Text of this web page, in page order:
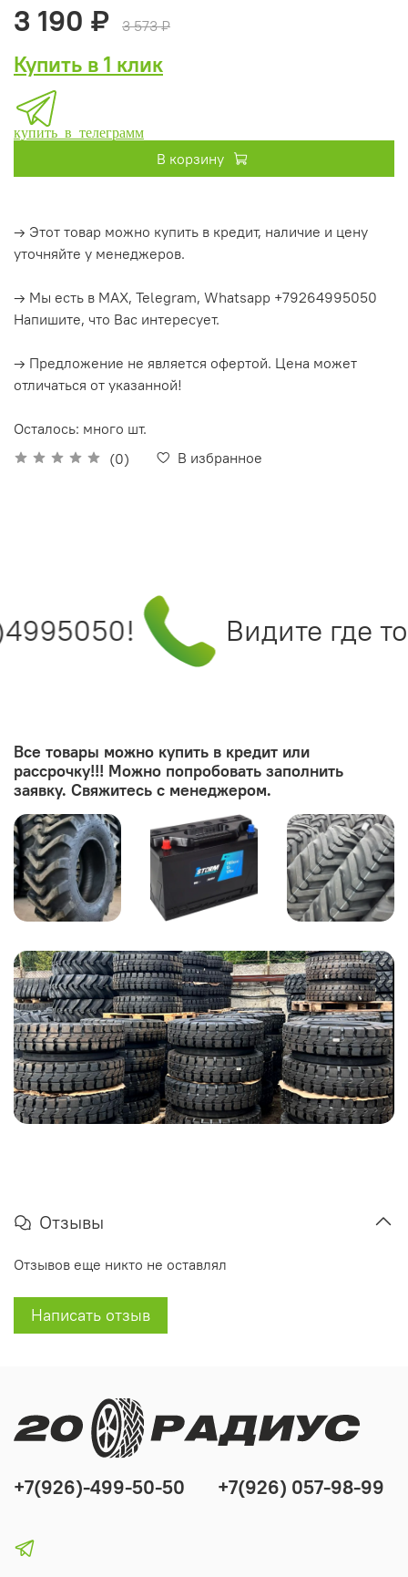
(0) В избранное
3 190 ₽ 3 573 ₽
Купить в 1 клик
купить в телеграмм
В корзину
→ Этот товар можно купить в кредит, наличие и цену
уточняйте у менеджеров.
→ Мы есть в MAX, Telegram, Whatsapp +79264995050
Напишите, что Вас интересует.
→ Предложение не является офертой. Цена может
отличаться от указанной!
Осталось: много шт.
Видите где
Все товары можно купить в кредит или
рассрочку!!! Можно попробовать заполнить
заявку. Свяжитесь с менеджером.
Отзывы
Отзывов еще никто не оставлял
Написать отзыв
+7(926)-499-50-50 +7(926) 057-98-99